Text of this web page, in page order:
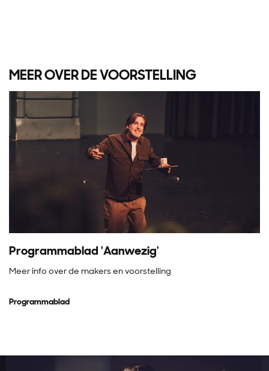
MEER OVER DE VOORSTELLING
Programmablad 'Aanwezig'
Meer info over de makers en voorstelling
Programmablad